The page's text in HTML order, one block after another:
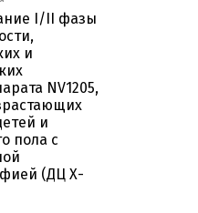
I/II фазы
и
NV1205,
и
пола с
(ДЦ Х-